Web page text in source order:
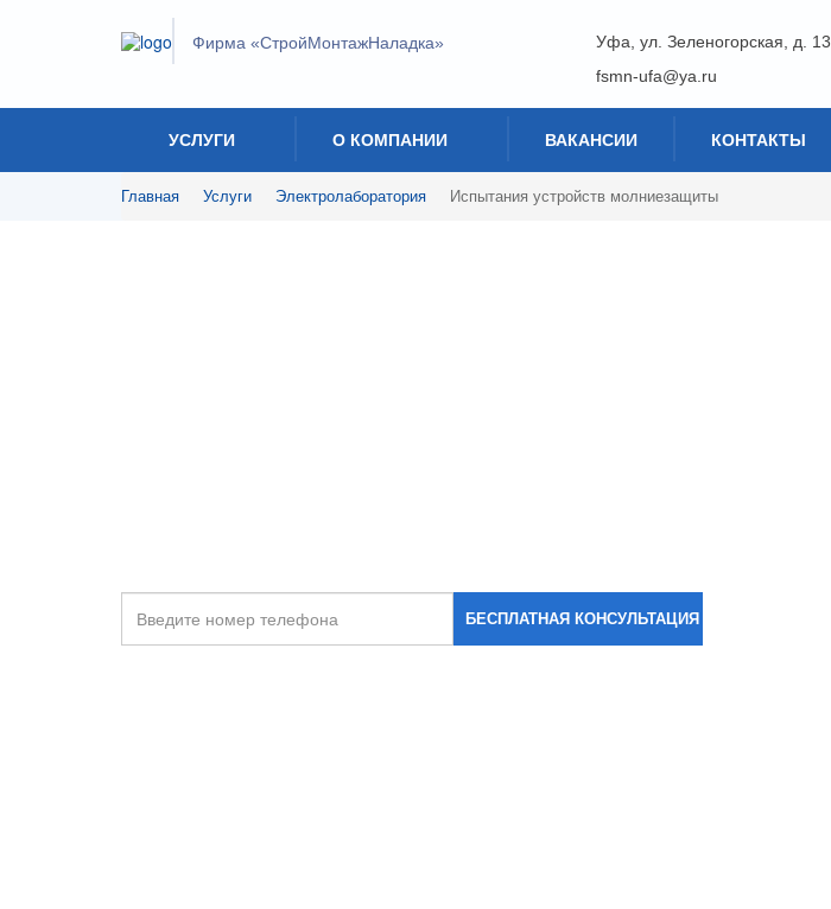
Фирма «СтройМонтажНаладка» Уфа ул. Зеленогорская, д. 13
fsmn-ufa@ya.ru
УСЛУГИ О КОМПАНИИ ВАКАНСИИ КОНТАКТЫ
Главная Услуги Электролаборатория Испытания устройств молниезащиты
БЕСПЛАТНАЯ КОНСУЛЬТАЦИЯ